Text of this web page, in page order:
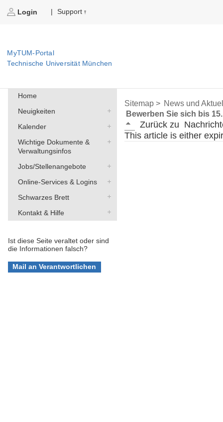
Login | Support
MyTUM-Portal
Technische Universität München
Home
Neuigkeiten
Kalender
Wichtige Dokumente &
Verwaltungsinfos
Jobs/Stellenangebote
Online-Services & Logins
Schwarzes Brett
Kontakt & Hilfe
Ist diese Seite veraltet oder sind
die Informationen falsch?
Sitemap > News und
Bewerben Sie sich bis
Zurück zu
This article is either